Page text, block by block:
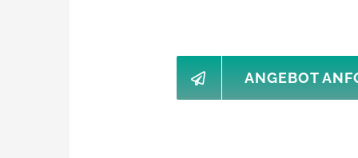
ANGEBOT